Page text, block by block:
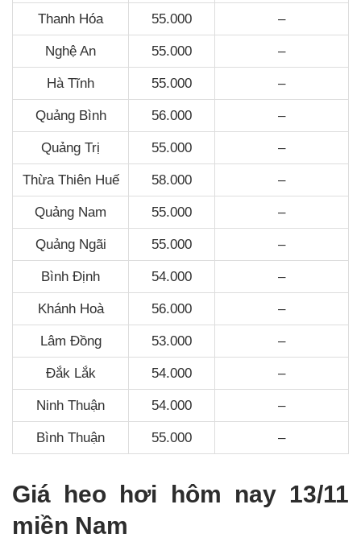
Thanh Hóa 55.000 –
Nghệ An 55.000 –
Hà Tĩnh 55.000 –
Quảng Bình 56.000 –
Quảng Trị 55.000 –
Thừa Thiên Huế 58.000 –
Quảng Nam 55.000 –
Quảng Ngãi 55.000 –
Bình Định 54.000 –
Khánh Hoà 56.000 –
Lâm Đồng 53.000 –
Đắk Lắk 54.000 –
Ninh Thuận 54.000 –
Bình Thuận 55.000 –
Giá heo hơi hôm nay 13/11
miền Nam